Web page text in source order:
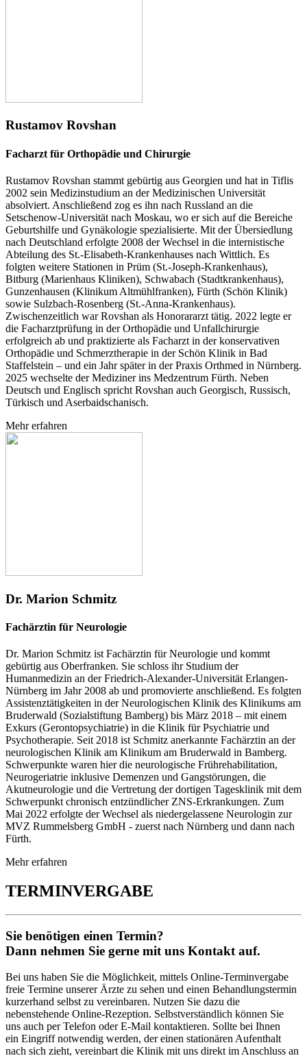
Rustamov Rovshan
Facharzt für Orthopädie und Chirurgie
Rustamov Rovshan stammt gebürtig aus Georgien und hat in Tiflis
2002 sein Medizinstudium an der Medizinischen Universität
absolviert. Anschließend zog es ihn nach Russland an die
Setschenow-Universität nach Moskau, wo er sich auf die Bereiche
Geburtshilfe und Gynäkologie spezialisierte. Mit der Übersiedlung
nach Deutschland erfolgte 2008 der Wechsel in die internistische
Abteilung des St.-Elisabeth-Krankenhauses nach Wittlich. Es
folgten weitere Stationen in Prüm (St.-Joseph-Krankenhaus),
Bitburg (Marienhaus Kliniken), Schwabach (Stadtkrankenhaus),
Gunzenhausen (Klinikum Altmühlfranken), Fürth (Schön Klinik)
sowie Sulzbach-Rosenberg (St.-Anna-Krankenhaus).
Zwischenzeitlich war Rovshan als Honorararzt tätig. 2022 legte er
die Facharztprüfung in der Orthopädie und Unfallchirurgie
erfolgreich ab und praktizierte als Facharzt in der konservativen
Orthopädie und Schmerztherapie in der Schön Klinik in Bad
Staffelstein – und ein Jahr später in der Praxis Orthmed in Nürnberg.
2025 wechselte der Mediziner ins Medzentrum Fürth. Neben
Deutsch und Englisch spricht Rovshan auch Georgisch, Russisch,
Türkisch und Aserbaidschanisch.
Mehr erfahren
Dr. Marion Schmitz
Fachärztin für Neurologie
Dr. Marion Schmitz ist Fachärztin für Neurologie und kommt
gebürtig aus Oberfranken. Sie schloss ihr Studium der
Humanmedizin an der Friedrich-Alexander-Universität Erlangen-
Nürnberg im Jahr 2008 ab und promovierte anschließend. Es folgten
Assistenztätigkeiten in der Neurologischen Klinik des Klinikums am
Bruderwald (Sozialstiftung Bamberg) bis März 2018 – mit einem
Exkurs (Gerontopsychiatrie) in die Klinik für Psychiatrie und
Psychotherapie. Seit 2018 ist Schmitz anerkannte Fachärztin an der
neurologischen Klinik am Klinikum am Bruderwald in Bamberg.
Schwerpunkte waren hier die neurologische Frührehabilitation,
Neurogeriatrie inklusive Demenzen und Gangstörungen, die
Akutneurologie und die Vertretung der dortigen Tagesklinik mit dem
Schwerpunkt chronisch entzündlicher ZNS-Erkrankungen. Zum
Mai 2022 erfolgte der Wechsel als niedergelassene Neurologin zur
MVZ Rummelsberg GmbH - zuerst nach Nürnberg und dann nach
Fürth.
Mehr erfahren
TERMINVERGABE
Sie benötigen einen Termin?
Dann nehmen Sie gerne mit uns Kontakt auf.
Bei uns haben Sie die Möglichkeit, mittels Online-Terminvergabe
freie Termine unserer Ärzte zu sehen und einen Behandlungstermin
kurzerhand selbst zu vereinbaren. Nutzen Sie dazu die
nebenstehende Online-Rezeption. Selbstverständlich können Sie
uns auch per Telefon oder E-Mail kontaktieren. Sollte bei Ihnen
ein Eingriff notwendig werden, der einen stationären Aufenthalt
nach sich zieht, vereinbart die Klinik mit uns direkt im Anschluss an